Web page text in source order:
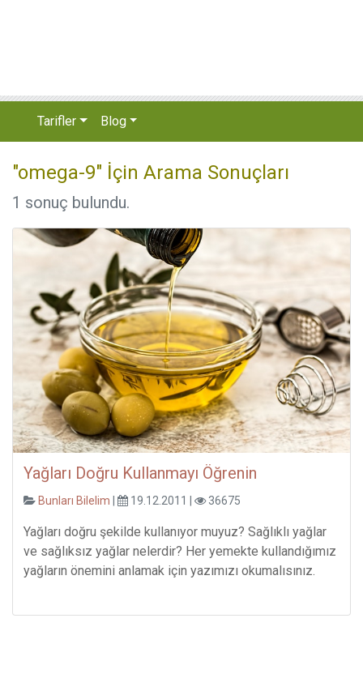
Tarifler Blog
"omega-9" İçin Arama Sonuçları
1 sonuç bulundu.
Yağları Doğru Kullanmayı Öğrenin
Bunları Bilelim 19.12.2011 | 36675
Yağları doğru şekilde kullanıyor muyuz? Sağlıklı yağlar
ve sağlıksız yağlar nelerdir? Her yemekte kullandığımız
yağların önemini anlamak için yazımızı okumalısınız.